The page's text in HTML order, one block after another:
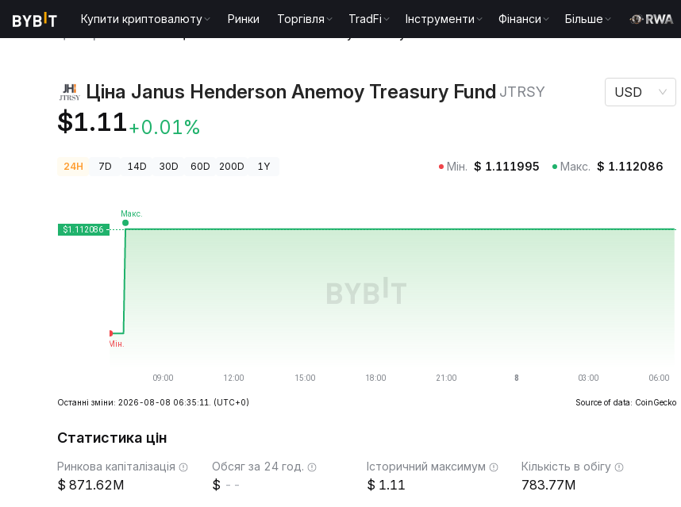
Купити криптовалюту Ринки Торгівля TradFi Інструменти Фінанси Більше
Ціна Janus Henderson Anemoy Treasury Fund JTRSY
$1.11+0.01%
USD
24H 7D 14D 30D 60D 200D 1Y Мін. $ 1.111995 Макс. $ 1.112086
Останні зміни: 2026-08-08 06:35:11. (UTC+0) Source of data: CoinGecko
Статистика цін
Ринкова капіталізація
871.62M
Обсяг за 24 год.
--
Історичний максимум
1.11
Кількість в обігу
783.77M